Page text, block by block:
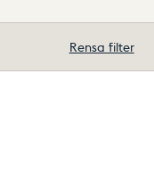
Rensa filter